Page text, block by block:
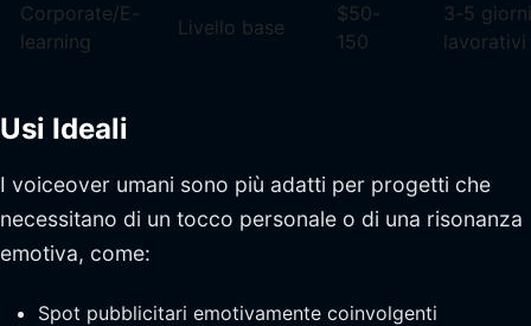
Corporate/E-
learning
Livello base
$50-
150
3-5 giorni
lavorativi
Usi Ideali
I voiceover umani sono più adatti per progetti che
necessitano di un tocco personale o di una risonanza
emotiva, come:
Spot pubblicitari emotivamente coinvolgenti